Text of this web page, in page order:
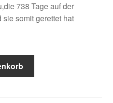
738 Tage auf der
somit gerettet hat